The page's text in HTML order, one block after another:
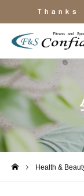
Ｔｈａｎｋ
Health &
電話
施設のご紹介
料金・サービス